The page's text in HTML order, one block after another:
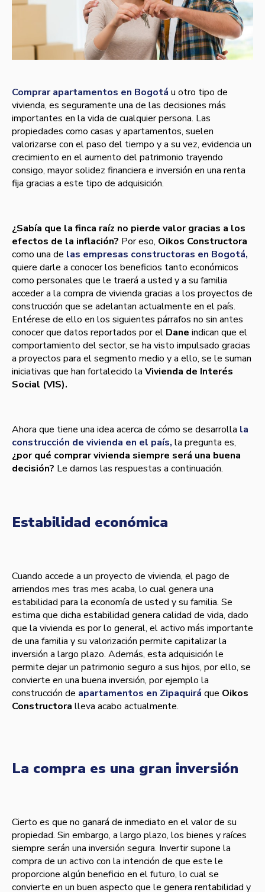
Comprar apartamentos en Bogotá u otro tipo de
vivienda, es seguramente una de las decisiones más
importantes en la vida de cualquier persona. Las
propiedades como casas y apartamentos, suelen
valorizarse con el paso del tiempo y a su vez, evidencia un
crecimiento en el aumento del patrimonio trayendo
consigo, mayor solidez financiera e inversión en una renta
fija gracias a este tipo de adquisición.
¿Sabía que la finca raíz no pierde valor gracias a los
efectos de la inflación? Por eso, Oikos Constructora
como una de las empresas constructoras en Bogotá,
quiere darle a conocer los beneficios tanto económicos
como personales que le traerá a usted y a su familia
acceder a la compra de vivienda gracias a los proyectos de
construcción que se adelantan actualmente en el país.
Entérese de ello en los siguientes párrafos no sin antes
conocer que datos reportados por el Dane indican que el
comportamiento del sector, se ha visto impulsado gracias
a proyectos para el segmento medio y a ello, se le suman
iniciativas que han fortalecido la Vivienda de Interés
Social (VIS).
Ahora que tiene una idea acerca de cómo se desarrolla la
construcción de vivienda en el país, la pregunta es,
¿por qué comprar vivienda siempre será una buena
decisión? Le damos las respuestas a continuación.
Estabilidad económica
Cuando accede a un proyecto de vivienda, el pago de
arriendos mes tras mes acaba, lo cual genera una
estabilidad para la economía de usted y su familia. Se
estima que dicha estabilidad genera calidad de vida, dado
que la vivienda es por lo general, el activo más importante
de una familia y su valorización permite capitalizar la
inversión a largo plazo. Además, esta adquisición le
permite dejar un patrimonio seguro a sus hijos, por ello, se
convierte en una buena inversión, por ejemplo la
construcción de apartamentos en Zipaquirá que Oikos
Constructora lleva acabo actualmente.
La compra es una gran inversión
Cierto es que no ganará de inmediato en el valor de su
propiedad. Sin embargo, a largo plazo, los bienes y raíces
siempre serán una inversión segura. Invertir supone la
compra de un activo con la intención de que este le
proporcione algún beneficio en el futuro, lo cual se
convierte en un buen aspecto que le genera rentabilidad y